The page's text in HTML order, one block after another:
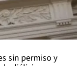
sin permiso y